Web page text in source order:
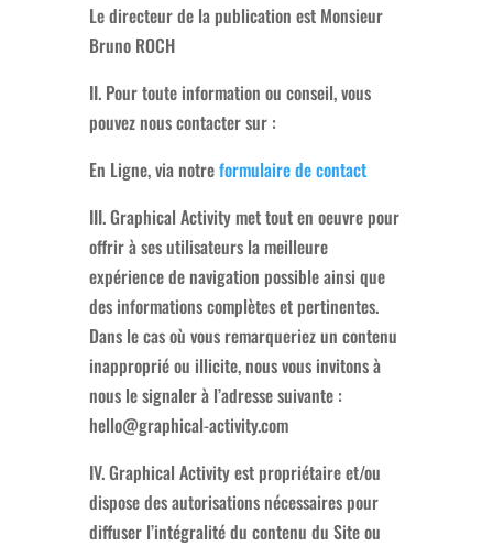
Le directeur de la publication est Monsieur
Bruno ROCH
II. Pour toute information ou conseil, vous
pouvez nous contacter sur :
En Ligne, via notreformulaire de contact
III. Graphical Activity met tout en oeuvre pour
offrir à ses utilisateurs la meilleure
expérience de navigation possible ainsi que
des informations complètes et pertinentes.
Dans le cas où vous remarqueriez un contenu
inapproprié ou illicite, nous vous invitons à
nous le signaler à l’adresse suivante :
hello@graphical-activity.com
IV. Graphical Activity est propriétaire et/ou
dispose des autorisations nécessaires pour
diffuser l’intégralité du contenu du Site ou